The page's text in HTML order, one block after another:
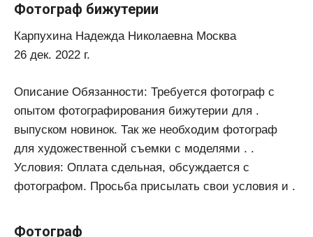
Фотограф бижутерии
Карпухина Надежда Николаевна Москва
26 дек. 2022 г.
Описание Обязанности: Требуется фотограф с
опытом фотографирования бижутерии для .
выпуском новинок. Так же необходим фотограф
для художественной съемки с моделями . .
Условия: Оплата сдельная, обсуждается с
фотографом. Просьба присылать свои условия и .
Фотограф